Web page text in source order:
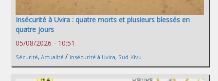
Insécurité à Uvira : quatre morts et plusieurs blessés en
quatre jours
05/08/2026 - 10:51
Sécurité, Actualité / Insécurité à Uvira, Sud-Kivu